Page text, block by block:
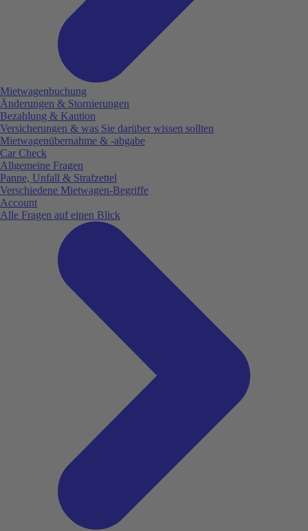
Mietwagenbuchung
Änderungen & Stornierungen
Bezahlung & Kaution
Versicherungen & was Sie darüber wissen sollten
Mietwagenübernahme & -abgabe
Car Check
Allgemeine Fragen
Panne, Unfall & Strafzettel
Verschiedene Mietwagen-Begriffe
Account
Alle Fragen auf einen Blick